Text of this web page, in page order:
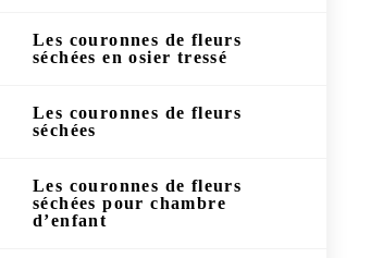
Les couronnes de fleurs
séchées en osier tressé
Les couronnes de fleurs
séchées
Les couronnes de fleurs
séchées pour chambre
d’enfant